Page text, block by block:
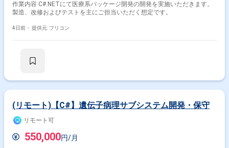
作業内容 C#.NETにて医療系パッケージ開発の開発を実施いただきます。
製造、改修およびテストを主にご担当いただく想定です。
4日前・ 提供元: フリコン
(リモート)【C#】遺伝子病理サブシステム開発・保守
リモート可
550,000円/月